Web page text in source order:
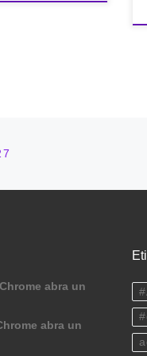
abra un
abra un